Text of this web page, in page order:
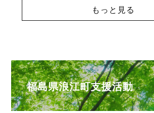
もっと見る
福島県浪江町支援活動